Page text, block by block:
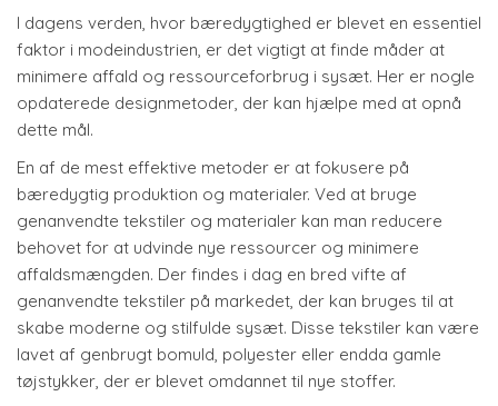
I dagens verden, hvor bæredygtighed er blevet en essentiel
faktor i modeindustrien, er det vigtigt at finde måder at
minimere affald og ressourceforbrug i sysæt. Her er nogle
opdaterede designmetoder, der kan hjælpe med at opnå
dette mål.
En af de mest effektive metoder er at fokusere på
bæredygtig produktion og materialer. Ved at bruge
genanvendte tekstiler og materialer kan man reducere
behovet for at udvinde nye ressourcer og minimere
affaldsmængden. Der findes i dag en bred vifte af
genanvendte tekstiler på markedet, der kan bruges til at
skabe moderne og stilfulde sysæt. Disse tekstiler kan være
lavet af genbrugt bomuld, polyester eller endda gamle
tøjstykker, der er blevet omdannet til nye stoffer.